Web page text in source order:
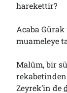
harekettir?
Acaba Gürak
muameleye
Malûm, bir
rekabetinden
Zeyrek’in de